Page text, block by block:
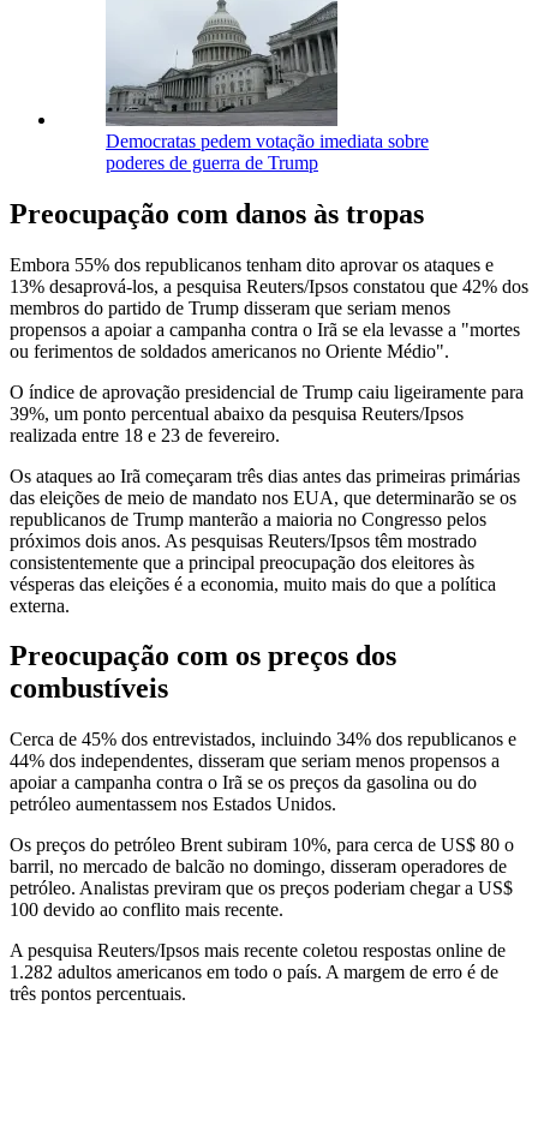
Democratas pedem votação imediata sobre
poderes de guerra de Trump
Preocupação com danos às tropas
Embora 55% dos republicanos tenham dito aprovar os ataques e
13% desaprová-los, a pesquisa Reuters/Ipsos constatou que 42% dos
membros do partido de Trump disseram que seriam menos
propensos a apoiar a campanha contra o Irã se ela levasse a "mortes
ou ferimentos de soldados americanos no Oriente Médio".
O índice de aprovação presidencial de Trump caiu ligeiramente para
39%, um ponto percentual abaixo da pesquisa Reuters/Ipsos
realizada entre 18 e 23 de fevereiro.
Os ataques ao Irã começaram três dias antes das primeiras primárias
das eleições de meio de mandato nos EUA, que determinarão se os
republicanos de Trump manterão a maioria no Congresso pelos
próximos dois anos. As pesquisas Reuters/Ipsos têm mostrado
consistentemente que a principal preocupação dos eleitores às
vésperas das eleições é a economia, muito mais do que a política
externa.
Preocupação com os preços dos
combustíveis
Cerca de 45% dos entrevistados, incluindo 34% dos republicanos e
44% dos independentes, disseram que seriam menos propensos a
apoiar a campanha contra o Irã se os preços da gasolina ou do
petróleo aumentassem nos Estados Unidos.
Os preços do petróleo Brent subiram 10%, para cerca de US$ 80 o
barril, no mercado de balcão no domingo, disseram operadores de
petróleo. Analistas previram que os preços poderiam chegar a US$
100 devido ao conflito mais recente.
A pesquisa Reuters/Ipsos mais recente coletou respostas online de
1.282 adultos americanos em todo o país. A margem de erro é de
três pontos percentuais.